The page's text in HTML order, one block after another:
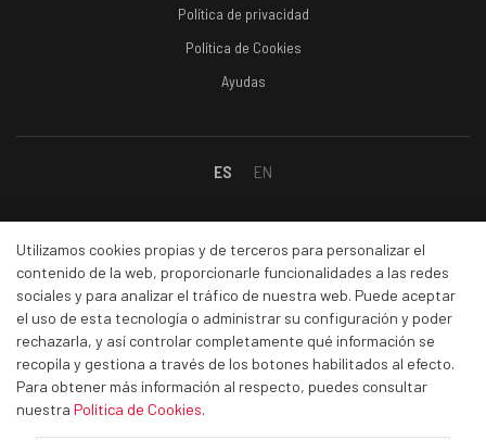
Política de privacidad
Política de Cookies
Ayudas
ES EN
Facebook
Linkedin
Instagram
Utilizamos cookies propias y de terceros para personalizar el
contenido de la web, proporcionarle funcionalidades a las redes
sociales y para analizar el tráfico de nuestra web. Puede aceptar
el uso de esta tecnología o administrar su configuración y poder
rechazarla, y así controlar completamente qué información se
recopila y gestiona a través de los botones habilitados al efecto.
Para obtener más información al respecto, puedes consultar
nuestra Política de Cookies.